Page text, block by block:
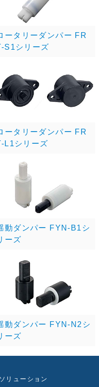
ータリーダンパー FR
S1シリーズ
ータリーダンパー FR
L1シリーズ
動ダンパー FYN-B1シ
ーズ
動ダンパー FYN-N2シ
ーズ
ソリューション